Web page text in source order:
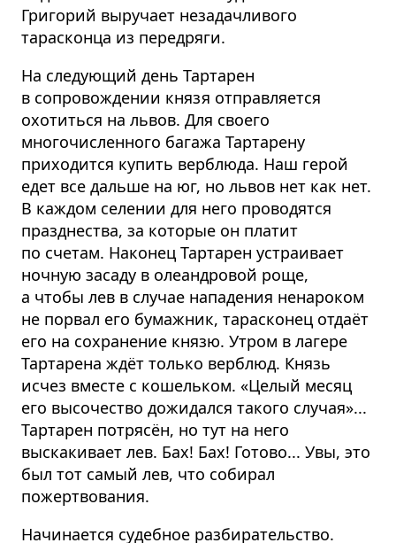
Григорий выручает незадачливого
тарасконца из передряги.
На следующий день Тартарен
в сопровождении князя отправляется
охотиться на львов. Для своего
многочисленного багажа Тартарену
приходится купить верблюда. Наш герой
едет все дальше на юг, но львов нет как нет.
В каждом селении для него проводятся
празднества, за которые он платит
по счетам. Наконец Тартарен устраивает
ночную засаду в олеандровой роще,
а чтобы лев в случае нападения ненароком
не порвал его бумажник, тарасконец отдаёт
его на сохранение князю. Утром в лагере
Тартарена ждёт только верблюд. Князь
исчез вместе с кошельком. «Целый месяц
его высочество дожидался такого случая»...
Тартарен потрясён, но тут на него
выскакивает лев. Бах! Бах! Готово... Увы, это
был тот самый лев, что собирал
пожертвования.
Начинается судебное разбирательство.